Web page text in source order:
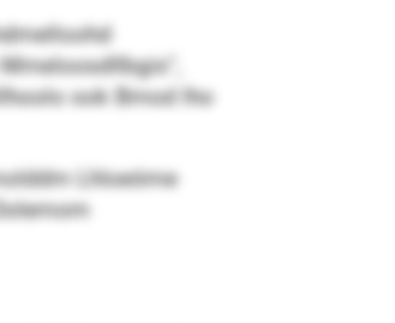
ook Bmod lho
Lhloeöme